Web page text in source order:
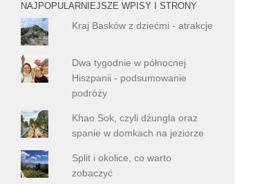
NAJPOPULARNIEJSZE WPISY I STRONY
Kraj Basków z dziećmi - atrakcje
Dwa tygodnie w północnej
Hiszpanii - podsumowanie
podróży
Khao Sok, czyli dżungla oraz
spanie w domkach na jeziorze
Split i okolice, co warto
zobaczyć